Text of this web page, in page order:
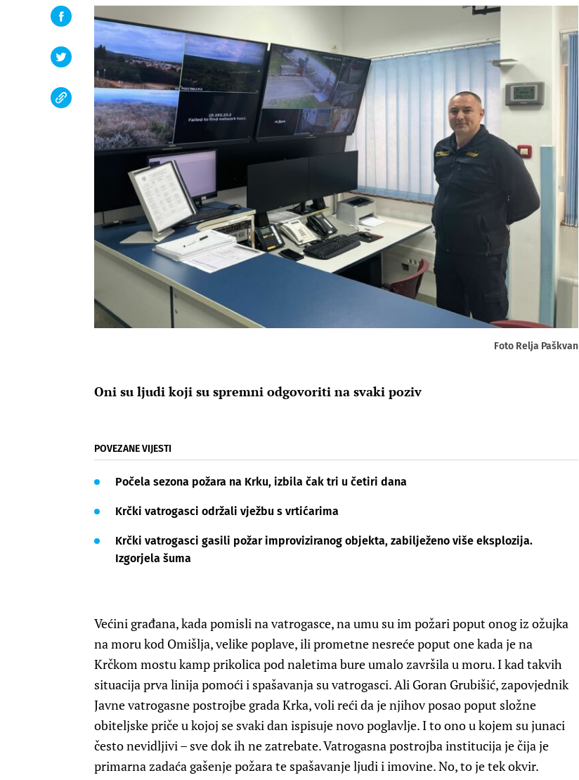
Foto Relja Paškvan
Oni su ljudi koji su spremni odgovoriti na svaki poziv
POVEZANE VIJESTI
Počela sezona požara na Krku, izbila čak tri u četiri dana
Krčki vatrogasci održali vježbu s vrtićarima
Krčki vatrogasci gasili požar improviziranog objekta, zabilježeno više eksplozija.
Izgorjela šuma
Većini građana, kada pomisli na vatrogasce, na umu su im požari poput onog iz ožujka
na moru kod Omišlja, velike poplave, ili prometne nesreće poput one kada je na
Krčkom mostu kamp prikolica pod naletima bure umalo završila u moru. I kad takvih
situacija prva linija pomoći i spašavanja su vatrogasci. Ali Goran Grubišić, zapovjednik
Javne vatrogasne postrojbe grada Krka, voli reći da je njihov posao poput složne
obiteljske priče u kojoj se svaki dan ispisuje novo poglavlje. I to ono u kojem su junaci
često nevidljivi – sve dok ih ne zatrebate. Vatrogasna postrojba institucija je čija je
primarna zadaća gašenje požara te spašavanje ljudi i imovine. No, to je tek okvir.